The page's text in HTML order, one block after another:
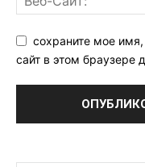
сохраните мое
сайт в этом браузере